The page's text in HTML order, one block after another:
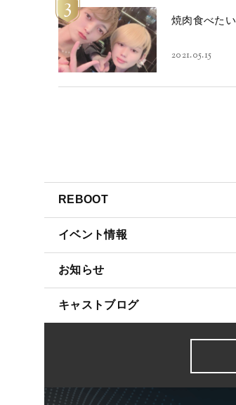
3 焼肉食べたい
2021.05.15
REBOOT
イベント情報
お知らせ
キャストブログ